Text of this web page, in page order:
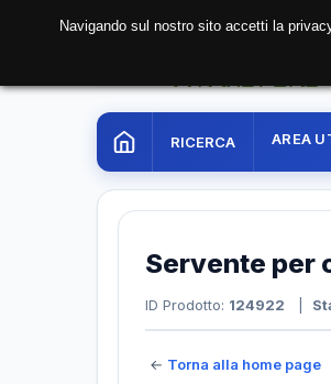
RICERCA AREA
Servente per
ID Prodotto: 124922
← Torna alla home page
Navigando sul nostro sito accetti la